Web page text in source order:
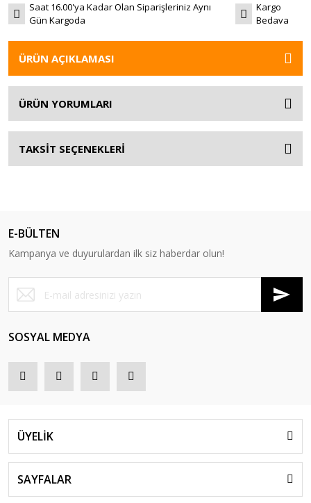
Saat 16.00'ya Kadar Olan Siparişleriniz Aynı
Gün Kargoda
Kargo
Bedava
ÜRÜN AÇIKLAMASI
ÜRÜN YORUMLARI
TAKSİT SEÇENEKLERİ
E-BÜLTEN
Kampanya ve duyurulardan ilk siz haberdar olun!
SOSYAL MEDYA
ÜYELİK
SAYFALAR